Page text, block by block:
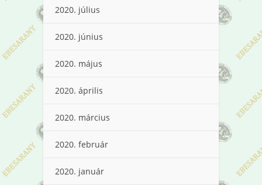
2020. július
2020. június
2020. május
2020. április
2020. március
2020. február
2020. január